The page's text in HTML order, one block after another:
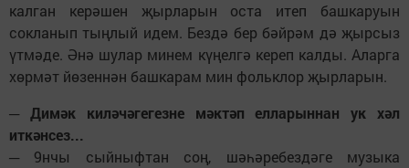
калган керәшен җырларын оста итеп башкаруын
сокланып тыңлый идем. Бездә бер бәйрәм дә җырсыз
үтмәде. Әнә шулар минем күңелгә кереп калды. Аларга
хөрмәт йөзеннән башкарам мин фольклор җырларын.
─ Димәк киләчәгегезне мәктәп елларыннан ук хәл
иткәнсез...
─ 9нчы сыйныфтан соң, шәһәребездәге музыка